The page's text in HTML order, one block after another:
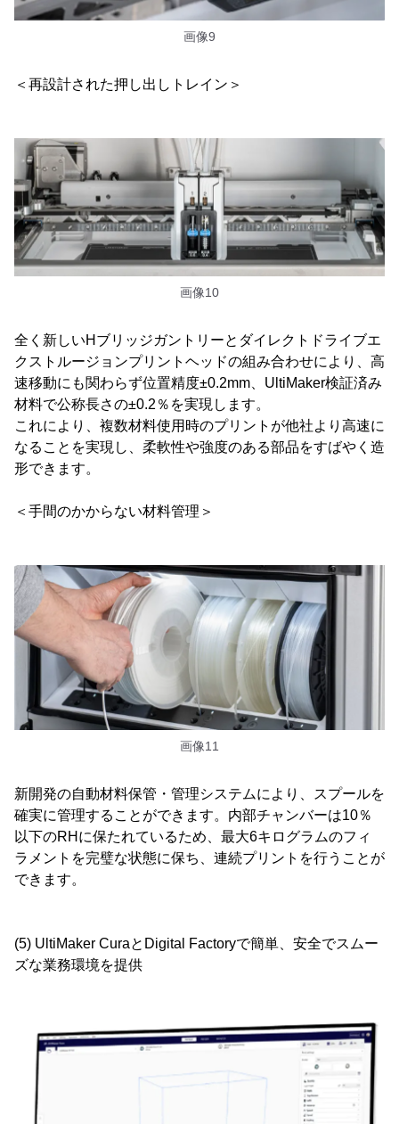
画像9
＜再設計された押し出しトレイン＞
画像10
全く新しいHブリッジガントリーとダイレクトドライブエ
クストルージョンプリントヘッドの組み合わせにより、高
速移動にも関わらず位置精度±0.2mm、UltiMaker検証済み
材料で公称長さの±0.2％を実現します。
これにより、複数材料使用時のプリントが他社より高速に
なることを実現し、柔軟性や強度のある部品をすばやく造
形できます。
＜手間のかからない材料管理＞
画像11
新開発の自動材料保管・管理システムにより、スプールを
確実に管理することができます。内部チャンバーは10％
以下のRHに保たれているため、最大6キログラムのフィ
ラメントを完璧な状態に保ち、連続プリントを行うことが
できます。
(5) UltiMaker CuraとDigital Factoryで簡単、安全でスムー
ズな業務環境を提供